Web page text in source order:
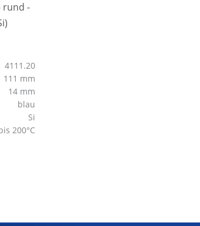
4111.20
111 mm
14 mm
blau
Si
200°C